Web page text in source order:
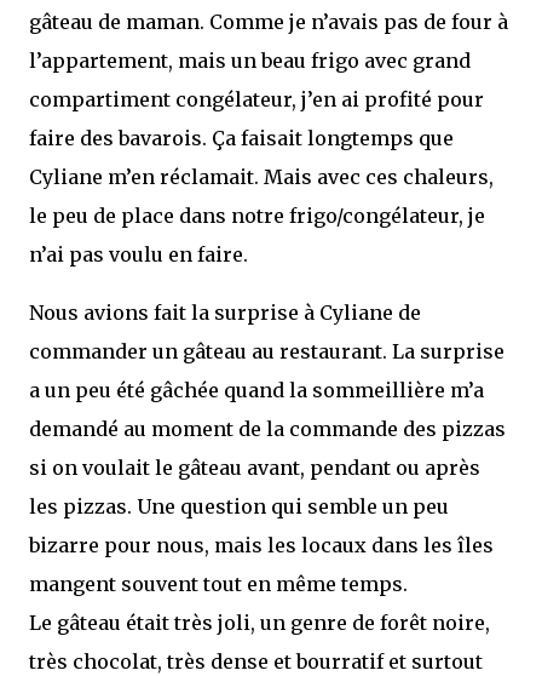
gâteau de maman. Comme je n’avais pas de four à
l’appartement, mais un beau frigo avec grand
compartiment congélateur, j’en ai profité pour
faire des bavarois. Ça faisait longtemps que
Cyliane m’en réclamait. Mais avec ces chaleurs,
le peu de place dans notre frigo/congélateur, je
n’ai pas voulu en faire.
Nous avions fait la surprise à Cyliane de
commander un gâteau au restaurant. La surprise
a un peu été gâchée quand la sommeillière m’a
demandé au moment de la commande des pizzas
si on voulait le gâteau avant, pendant ou après
les pizzas. Une question qui semble un peu
bizarre pour nous, mais les locaux dans les îles
mangent souvent tout en même temps.
Le gâteau était très joli, un genre de forêt noire,
très chocolat, très dense et bourratif et surtout